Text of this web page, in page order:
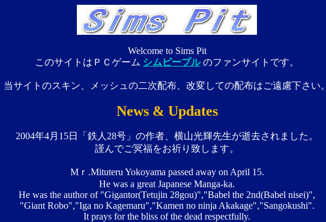
Welcome to Sims Pit
このサイトはＰＣゲーム シムピープルのファンサイトです。
当サイトのスキン、メッシュの二次配布、改変しての配布はご遠慮下さい。
News & Updates
2004年4月15日「鉄人28号」の作者、横山光輝先生が逝去されました。
謹んでご冥福をお祈り致します。
Mｒ.Mituteru Yokoyama passed away on April 15.
He was a great Japanese Manga-ka.
He was the author of "Gigantor(Tetujin 28gou)","Babel the 2nd(Babel nisei)",
"Giant Robo","Iga no Kagemaru","Kamen no ninja Akakage","Sangokushi".
It prays for the bliss of the dead respectfully.